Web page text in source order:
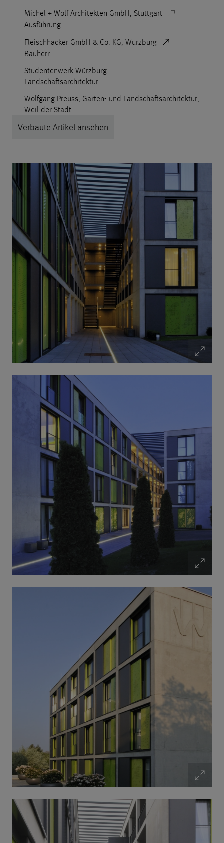
Michel + Wolf Architekten GmbH, Stuttgart
Ausführung
Fleischhacker GmbH & Co. KG, Würzburg
Bauherr
Studentenwerk Würzburg
Landschaftsarchitektur
Wolfgang Preuss, Garten- und Landschaftsarchitektur,
Weil der Stadt
Verbaute Artikel ansehen